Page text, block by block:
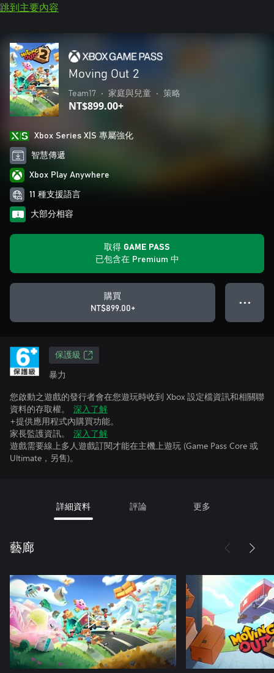
跳到主要內容
Moving Out 2
Team17 • 家庭與兒童 • 策略
NT$899.00+
Xbox Series X|S 專屬強化
智慧傳遞
Xbox Play Anywhere
11 種支援語言
大部分相容
取得 GAME PASS
已包含在 Premium 中
購買
NT$899.00+
● ● ●
保護級
暴力
您啟動之遊戲的發行者會在您遊玩時收到 Xbox 設定檔資訊和相關聯
資料的存取權。
深入了解
+提供應用程式內購買功能。
家長監護資訊。
深入了解
遊戲需要線上多人遊戲訂閱才能在主機上遊玩 (Game Pass Core 或
Ultimate，另售)。
詳細資料 評論 更多
藝廊